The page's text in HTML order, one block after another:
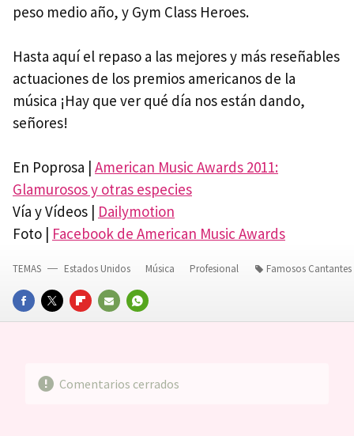
peso medio año, y Gym Class Heroes.
Hasta aquí el repaso a las mejores y más reseñables
actuaciones de los premios americanos de la
música ¡Hay que ver qué día nos están dando,
señores!
En Poprosa | American Music Awards 2011:
Glamurosos y otras especies
Vía y Vídeos | Dailymotion
Foto | Facebook de American Music Awards
FACEBOOKTWITTERFLIPBOARD
E-
WHATSAPP
TEMAS Estados Unidos Música Profesional Famosos Cantantes
Comentarios cerrados